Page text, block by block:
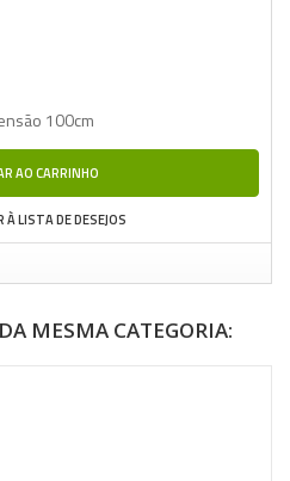
100cm
AO CARRINHO
À LISTA DE DESEJOS
MESMA CATEGORIA: